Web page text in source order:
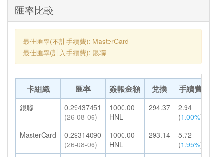
匯率比較
最佳匯率(不計手續費): MasterCard
最佳匯率(計入手續費): 銀聯
卡組織 匯率 簽帳金額 兌換 手續費
銀聯
0.29437451
(26-08-06)
1000.00
HNL
294.37
2.94
(1.00%)
MasterCard
0.29314090
(26-08-06)
1000.00
HNL
293.14
5.72
(1.95%)